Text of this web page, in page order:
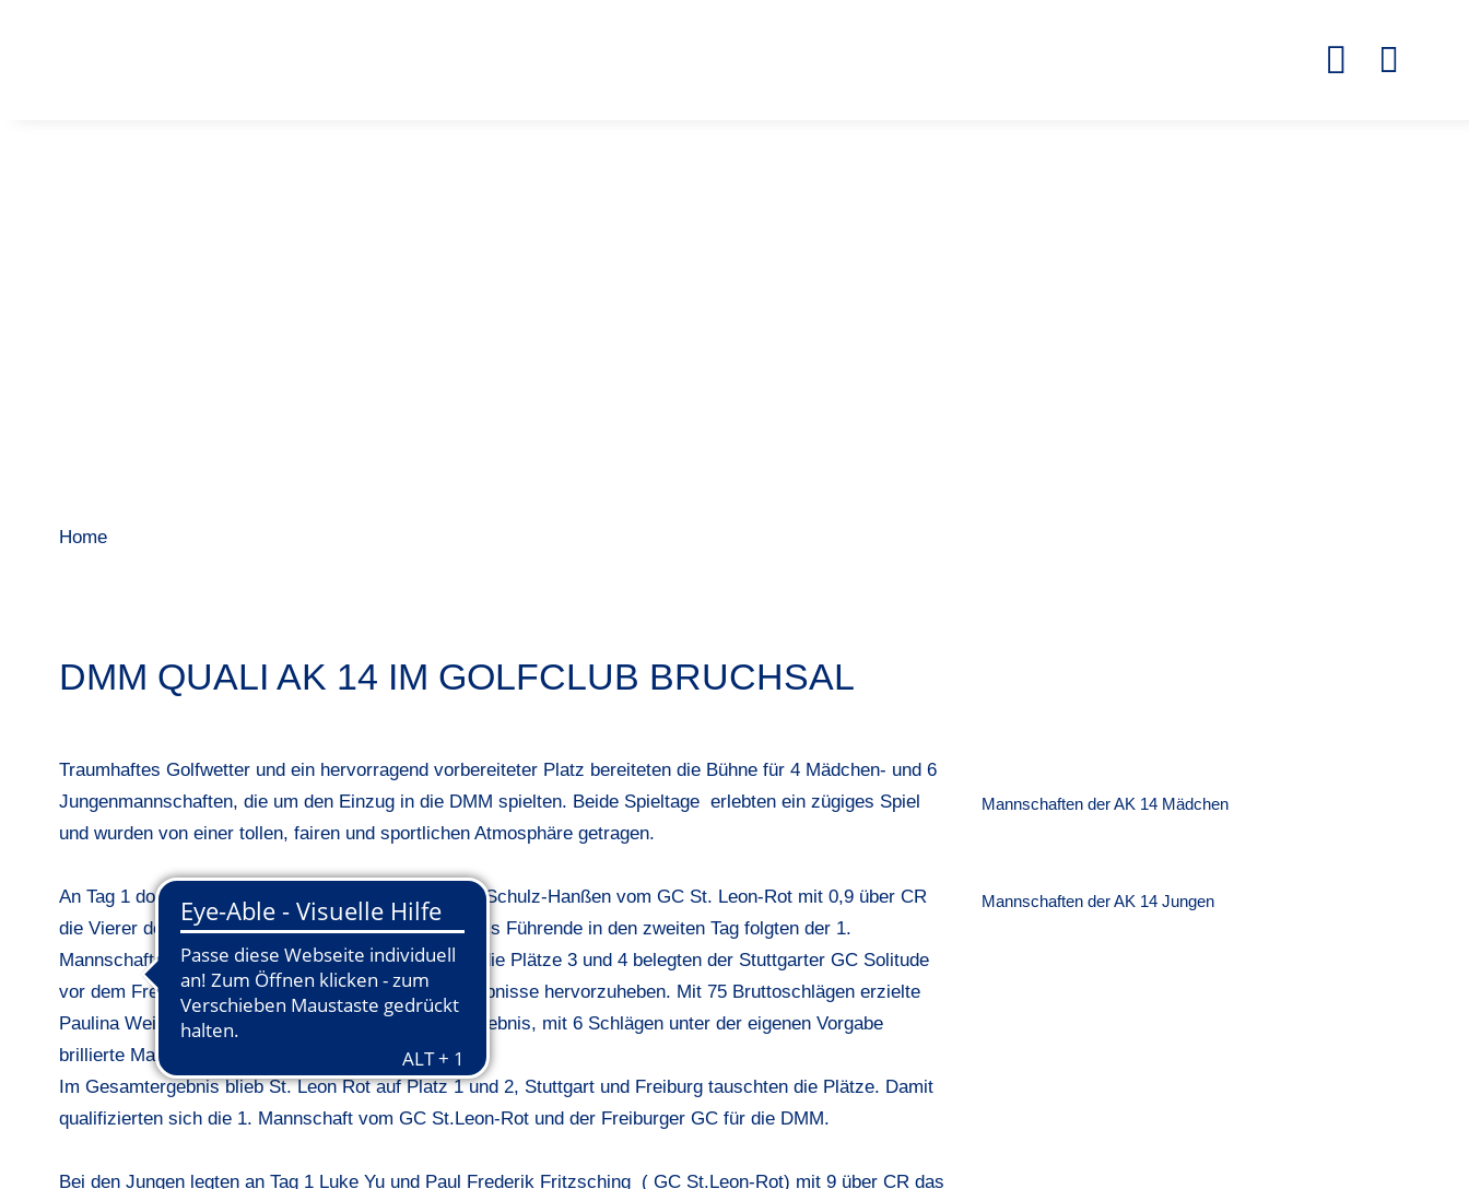
Home
DMM QUALI AK 14 IM GOLFCLUB BRUCHSAL
Traumhaftes Golfwetter und ein hervorragend vorbereiteter Platz bereiteten die Bühne für 4 Mädchen- und 6
Jungenmannschaften, die um den Einzug in die DMM spielten. Beide Spieltage erlebten ein zügiges Spiel
und wurden von einer tollen, fairen und sportlichen Atmosphäre getragen.
An Tag 1 dominierten Emma Brand und Emma Lucy Schulz-Hanßen vom GC St. Leon-Rot mit 0,9 über CR
die Vierer der Mädchen mit 8 Schlägen Vorsprung. Als Führende in den zweiten Tag folgten der 1.
Mannschaft von St.-Leon Rot deren 2. Mannschaft, die Plätze 3 und 4 belegten der Stuttgarter GC Solitude
vor dem Freiburger GC. Von Tag 2 sind 2 Einzelergebnisse hervorzuheben. Mit 75 Bruttoschlägen erzielte
Paulina Weik (GC St. Leon-Rot)das beste Einzelergebnis, mit 6 Schlägen unter der eigenen Vorgabe
brillierte Matilda Strasser (Freiburger GC).
Im Gesamtergebnis blieb St. Leon Rot auf Platz 1 und 2, Stuttgart und Freiburg tauschten die Plätze. Damit
qualifizierten sich die 1. Mannschaft vom GC St.Leon-Rot und der Freiburger GC für die DMM.
Bei den Jungen legten an Tag 1 Luke Yu und Paul Frederik Fritzsching ( GC St.Leon-Rot) mit 9 über CR das
Mannschaften der AK 14 Mädchen
Mannschaften der AK 14 Jungen